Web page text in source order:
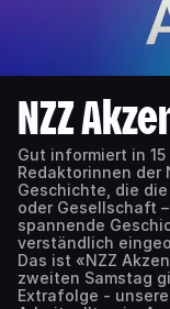
NZZ
Gut informiert in
Redaktorinnen der
Geschichte, die
oder Gesellschaft
spannende
verständlich
Das ist «NZZ
zweiten Samstag
Extrafolge -